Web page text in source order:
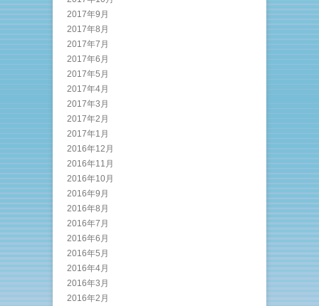
2017年9月
2017年8月
2017年7月
2017年6月
2017年5月
2017年4月
2017年3月
2017年2月
2017年1月
2016年12月
2016年11月
2016年10月
2016年9月
2016年8月
2016年7月
2016年6月
2016年5月
2016年4月
2016年3月
2016年2月